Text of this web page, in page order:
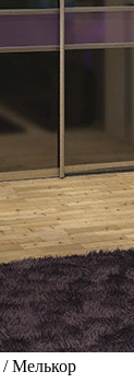
/ Мелькор